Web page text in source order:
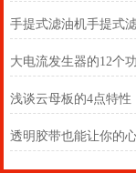
大电流发生器的12个
浅谈云母板的4点特性
透明胶带也能让你的